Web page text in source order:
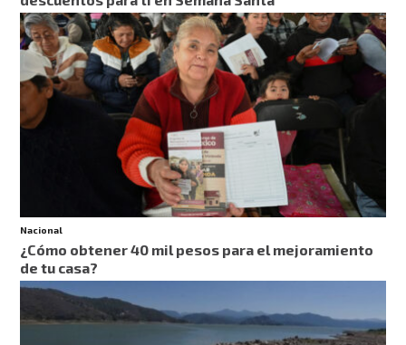
Nacional
¿Cómo obtener 40 mil pesos para el mejoramiento
de tu casa?